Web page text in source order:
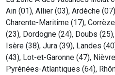
Ain (01), Allier (03), Ardèche
Charente-Maritime (17),
(23), Dordogne (24), Doubs
Isère (38), Jura (39), Landes
(43), Lot-et-Garonne (47),
Pyrénées-Atlantiques (64),